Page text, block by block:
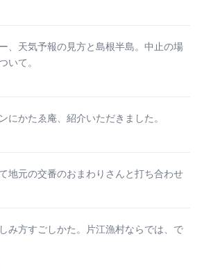
、天気予報の見方と島根半島。中止の場
いて。
にかたゑ庵、紹介いただきました。
地元の交番のおまわりさんと打ち合わせ
み方すごしかた。片江漁村ならでは、で